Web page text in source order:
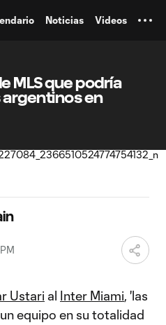
Noticias Videos
MLS que podría
argentinos en
Ustari al Inter Miami, 'las
equipo en su totalidad